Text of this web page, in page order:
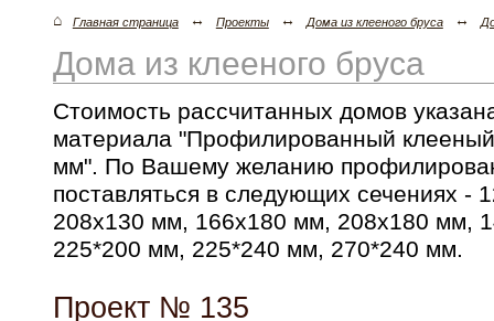
⌂ Главная страница ↔ Проекты ↔ Дома из клееного бруса ↔
Дома из клееного бруса
Стоимость рассчитанных домов
материала "Профилированный
мм". По Вашему желанию
поставляться в следующих сечениях -
208х130 мм, 166x180 мм, 208x180 мм,
225*200 мм, 225*240 мм, 270*240 мм.
Проект № 135